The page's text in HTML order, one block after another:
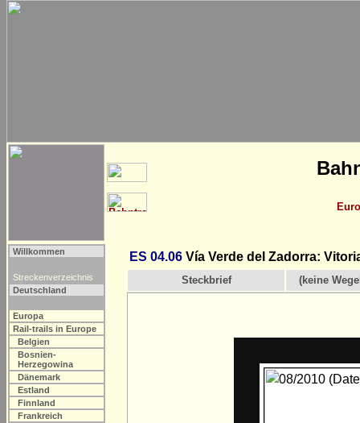
Willkommen
Streckenverzeichnis
Deutschland
Europa
Rail-trails in Europe
Belgien
Bosnien-
Herzegowina
Dänemark
Estland
Finnland
Frankreich
ES 04.06 Vía Verde del Zadorra:
Steckbrief (keine